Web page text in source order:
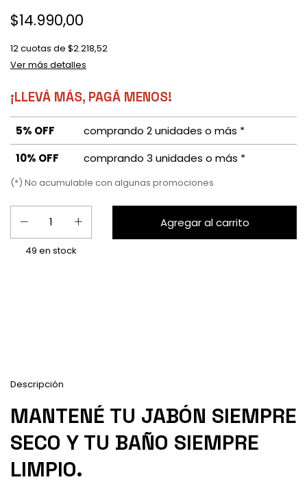
$14.990,00
12cuotas de $2.218,52
Ver más detalles
¡LLEVÁ MÁS, PAGÁ MENOS!
5% OFF
comprando 2 unidades o más *
10% OFF
comprando 3 unidades o más *
(*) No acumulable con algunas promociones
49 en stock
Descripción
MANTENÉ TU JABÓN SIEMPRE
SECO Y TU BAÑO SIEMPRE
LIMPIO.